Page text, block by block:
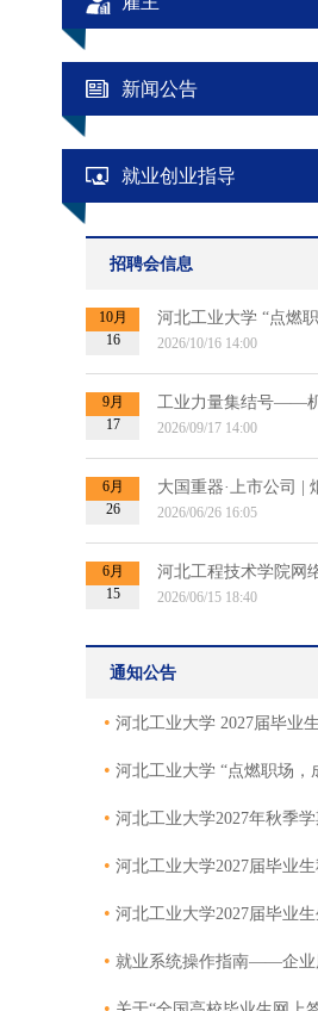
新闻公告
就业创业指导
招聘会信息
10月
16
2026/10/16 14:00
9月
17
2026/09/17 14:00
6月
26
2026/06/26 16:05
6月
15
2026/06/15 18:40
通知公告
• 河北工业大学 2027届毕业生秋季学期校
• 河北工业大学 “点燃职场，成就梦想”2027届
• 河北工业大学2027年秋季学期
• 河北工业大学2027届毕业生秋季学期校
• 河北工业大学2027届毕业
• 就业系统操作指南——企业